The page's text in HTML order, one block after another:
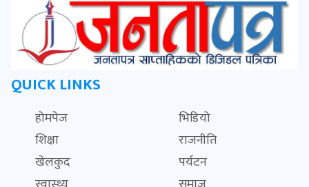
QUICK LINKS
होमपेज
भिडियो
शिक्षा
राजनीति
खेलकुद
पर्यटन